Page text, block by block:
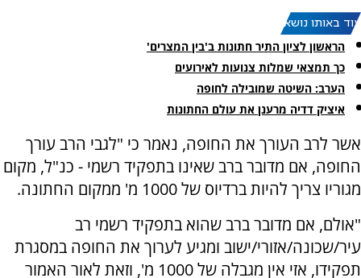
עוד באותו נושא:
הראשון לציון התיר חתונות ב'בין המצרים'
כך תמצאי שמלות צנועות לאירועים
הערב: השיטה שמובילה לחופה
איציק דדיה מרענן את עולם החתונות
אשר לרב העורך את החופה, נאמר כי "לגבי הרב עורך
החופה, אם מדובר ברב שאינו בתפקיד רשמי - כנ"ל, מקום
מגוריו צריך להיות ברדיוס של 1000 מ' ממקום החתונה.
"אולם, אם מדובר ברב שהוא בתפקיד רשמי רב
עיר/שכונה/אזורי/ישוב ומגיע לערוך את החופה במסגרת
תפקידו, אזי אין מגבלה של 1000 מ', וזאת לאור האמור